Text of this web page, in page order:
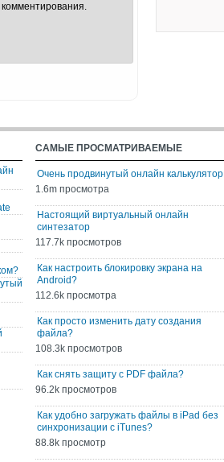
комментирования.
САМЫЕ ПРОСМАТРИВАЕМЫЕ
Очень продвинутый онлайн калькулятор
1.6m просмотра
Настоящий виртуальный онлайн
синтезатор
117.7k просмотров
Как настроить блокировку экрана на
Android?
112.6k просмотра
Как просто изменить дату создания
файла?
108.3k просмотров
Как снять защиту с PDF файла?
96.2k просмотров
Как удобно загружать файлы в iPad без
синхронизации с iTunes?
88.8k просмотр